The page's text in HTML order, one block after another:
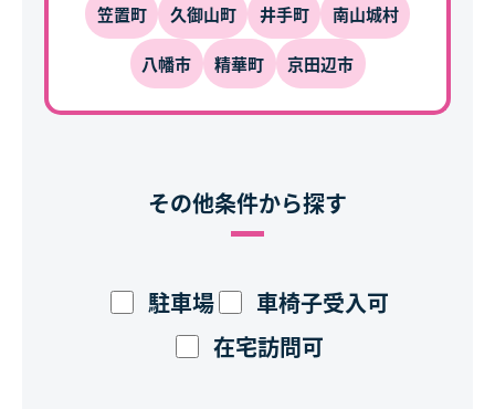
笠置町 久御山町 井手町 南山城村
八幡市 精華町 京田辺市
その他条件から探す
駐車場
車椅子受入可
在宅訪問可